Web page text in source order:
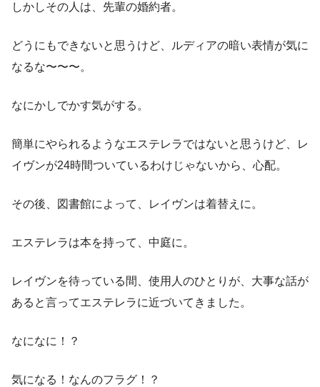
しかしその人は、先輩の婚約者。
どうにもできないと思うけど、ルディアの暗い表情が気に
なるな〜〜〜。
なにかしでかす気がする。
簡単にやられるようなエステレラではないと思うけど、レ
イヴンが24時間ついているわけじゃないから、心配。
その後、図書館によって、レイヴンは着替えに。
エステレラは本を持って、中庭に。
レイヴンを待っている間、使用人のひとりが、大事な話が
あると言ってエステレラに近づいてきました。
なになに！？
気になる！なんのフラグ！？